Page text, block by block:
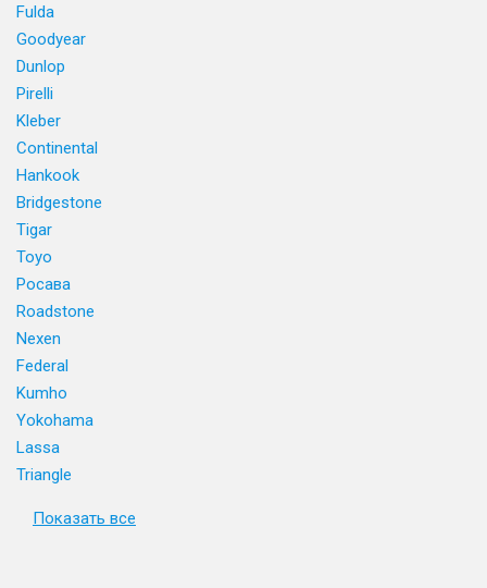
Fulda
Goodyear
Dunlop
Pirelli
Kleber
Continental
Hankook
Bridgestone
Tigar
Toyo
Росава
Roadstone
Nexen
Federal
Kumho
Yokohama
Lassa
Triangle
Показать все